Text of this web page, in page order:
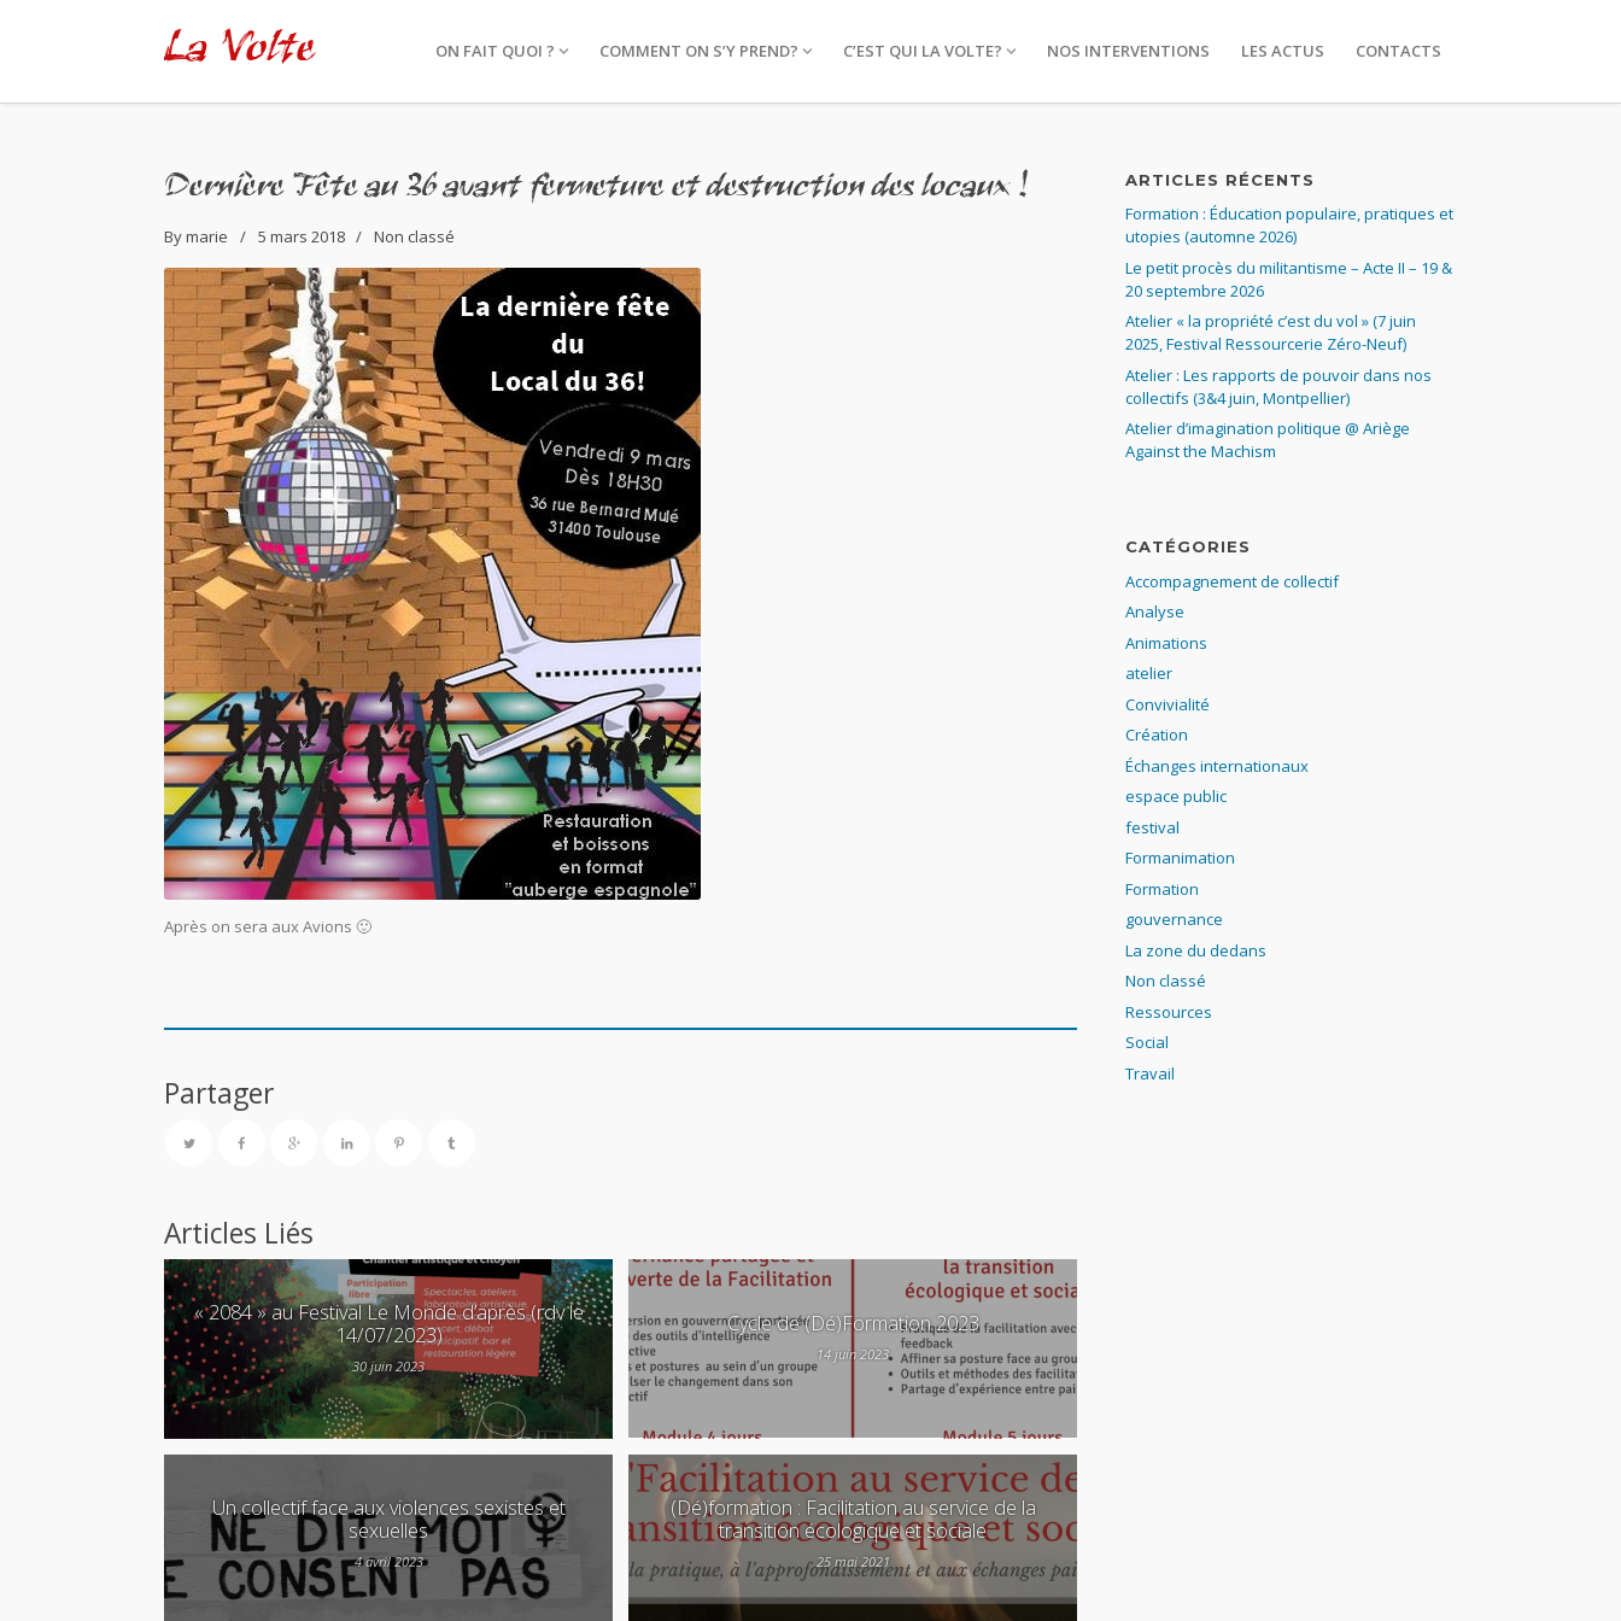
La Volte ON FAIT QUOI ? COMMENT ON S’Y PREND? C’EST QUI LA VOLTE? NOS INTERVENTIONS LES ACTUS CONTACTS
Dernière Fête au 36 avant fermeture et destruction des locaux !
Bymarie 5 mars 2018 Non classé
Après on sera aux Avions 🙂
Partager
Articles Liés
« 2084 » au Festival Le Monde d’après (rdv le
14/07/2023)
30 juin 2023
Cycle de (Dé)Formation 2023
14 juin 2023
Un collectif face aux violences sexistes et
sexuelles
4 avril 2023
(Dé)formation : Facilitation au service de la
transition écologique et sociale
25 mai 2021
ARTICLES RÉCENTS
Formation : Éducation populaire, pratiques et
utopies (automne 2026)
Le petit procès du militantisme – Acte II – 19 &
20 septembre 2026
Atelier « la propriété c’est du vol » (7 juin
2025, Festival Ressourcerie Zéro-Neuf)
Atelier : Les rapports de pouvoir dans nos
collectifs (3&4 juin, Montpellier)
Atelier d’imagination politique @ Ariège
Against the Machism
CATÉGORIES
Accompagnement de collectif
Analyse
Animations
atelier
Convivialité
Création
Échanges internationaux
espace public
festival
Formanimation
Formation
gouvernance
La zone du dedans
Non classé
Ressources
Social
Travail